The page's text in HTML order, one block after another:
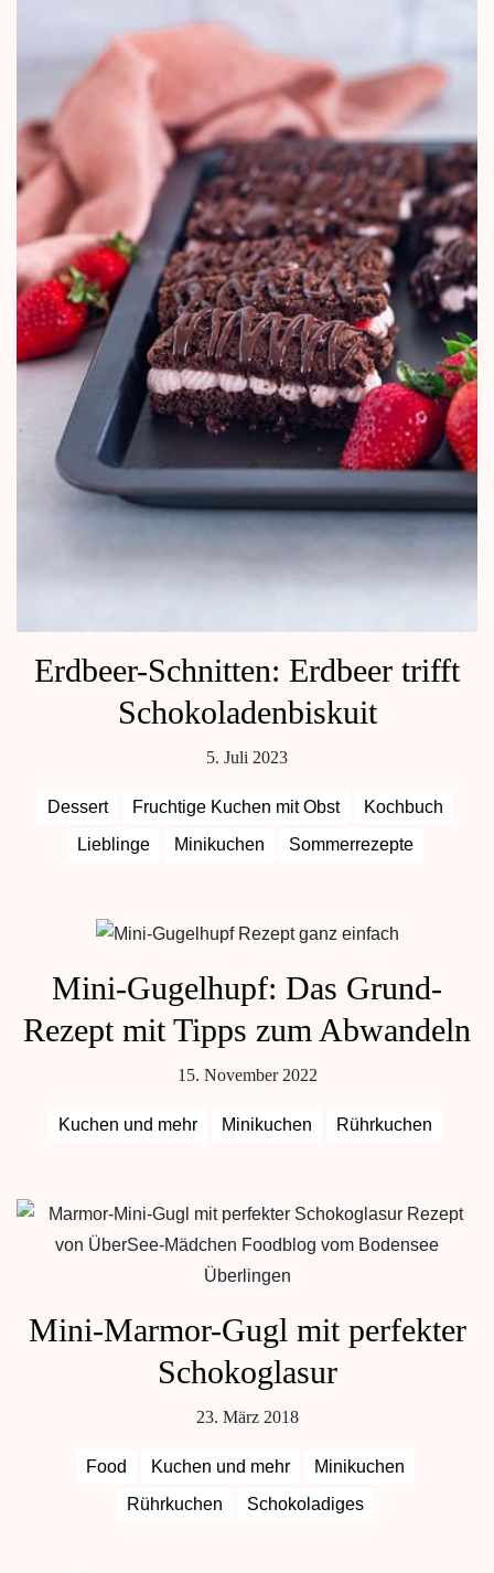
Erdbeer-Schnitten: Erdbeer trifft
Schokoladenbiskuit
5. Juli 2023
Dessert Fruchtige Kuchen mit Obst
Kochbuch
Lieblinge
Minikuchen Sommerrezepte
Mini-Gugelhupf: Das Grund-
Rezept mit Tipps zum Abwandeln
15. November 2022
Kuchen und mehr Minikuchen Rührkuchen
Mini-Marmor-Gugl mit perfekter
Schokoglasur
23. März 2018
Food Kuchen und mehr
Minikuchen
Rührkuchen
Schokoladiges